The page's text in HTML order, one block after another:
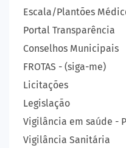
Escala/Plantões
Portal Transparência
Conselhos Municipais
FROTAS - (siga-me)
Licitações
Legislação
Vigilância em saúde -
Vigilância Sanitária